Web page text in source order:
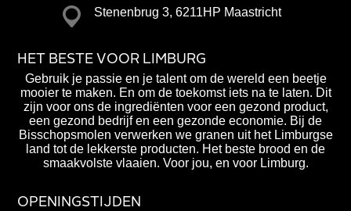
Stenenbrug 3, 6211HP Maastricht
HET BESTE VOOR LIMBURG
Gebruik je passie en je talent om de wereld een beetje
mooier te maken. En om de toekomst iets na te laten. Dit
zijn voor ons de ingrediënten voor een gezond product,
een gezond bedrijf en een gezonde economie. Bij de
Bisschopsmolen verwerken we granen uit het Limburgse
land tot de lekkerste producten. Het beste brood en de
smaakvolste vlaaien. Voor jou, en voor Limburg.
OPENINGSTIJDEN